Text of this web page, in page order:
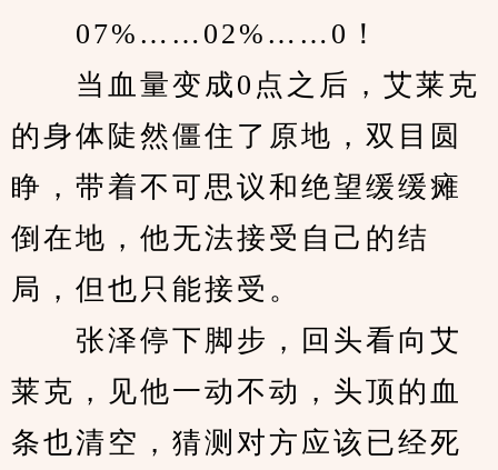
07%……02%……0！
当血量变成0点之后，艾莱克
的身体陡然僵住了原地，双目圆
睁，带着不可思议和绝望缓缓瘫
倒在地，他无法接受自己的结
局，但也只能接受。
张泽停下脚步，回头看向艾
莱克，见他一动不动，头顶的血
条也清空，猜测对方应该已经死